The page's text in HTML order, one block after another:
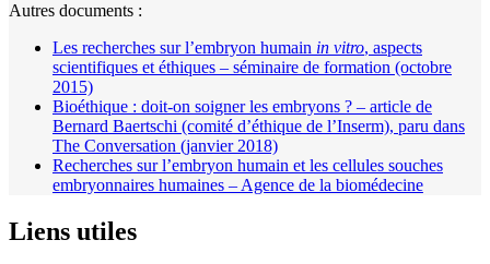
Autres documents :
Les recherches sur l’embryon humain in vitro, aspects
scientifiques et éthiques – séminaire de formation (octobre
2015)
Bioéthique : doit-on soigner les embryons ? – article de
Bernard Baertschi (comité d’éthique de l’Inserm), paru dans
The Conversation (janvier 2018)
Recherches sur l’embryon humain et les cellules souches
embryonnaires humaines – Agence de la biomédecine
Liens utiles